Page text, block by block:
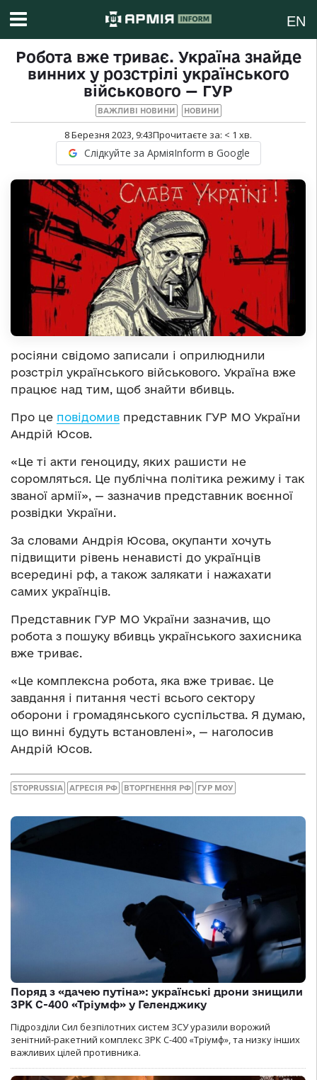
EN
Робота вже триває. Україна знайде
винних у розстрілі українського
військового — ГУР
ВАЖЛИВІ НОВИНИ НОВИНИ
8 Березня 2023, 9:43Прочитаєте за: < 1 хв.
Слідкуйте за АрміяInform в Google
росіяни свідомо записали і оприлюднили
розстріл українського військового. Україна вже
працює над тим, щоб знайти вбивць.
Про це повідомив представник ГУР МО України
Андрій Юсов.
«Це ті акти геноциду, яких рашисти не
соромляться. Це публічна політика режиму і так
званої армії», — зазначив представник воєнної
розвідки України.
За словами Андрія Юсова, окупанти хочуть
підвищити рівень ненависті до українців
всередині рф, а також залякати і нажахати
самих українців.
Представник ГУР МО України зазначив, що
робота з пошуку вбивць українського захисника
вже триває.
«Це комплексна робота, яка вже триває. Це
завдання і питання честі всього сектору
оборони і громадянського суспільства. Я думаю,
що винні будуть встановлені», — наголосив
Андрій Юсов.
STOPRUSSIA АГРЕСІЯ РФ ВТОРГНЕННЯ РФ ГУР МОУ
Поряд з «дачею путіна»: українські дрони знищили
ЗРК С-400 «Тріумф» у Геленджику
Підрозділи Сил безпілотних систем ЗСУ уразили ворожий
зенітний-ракетний комплекс ЗРК С-400 «Тріумф», та низку інших
важливих цілей противника.